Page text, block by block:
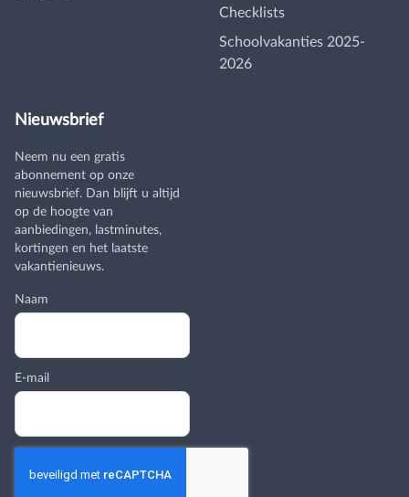
Checklists
Schoolvakanties 2025-
2026
Nieuwsbrief
Neem nu een gratis
abonnement op onze
nieuwsbrief. Dan blijft u altijd
op de hoogte van
aanbiedingen, lastminutes,
kortingen en het laatste
vakantienieuws.
Naam
E-mail